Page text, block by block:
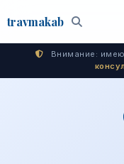
travmakab Поиск
Внимание: